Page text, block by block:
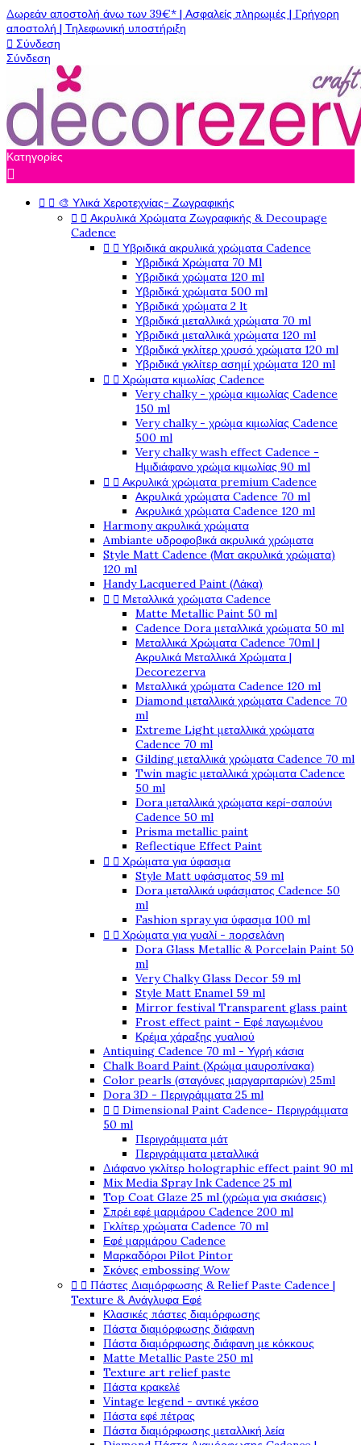
Δωρεάν αποστολή άνω των 39€* | Ασφαλείς πληρωμές | Γρήγορη
αποστολή | Τηλεφωνική υποστήριξη
 Σύνδεση
Σύνδεση
Κατηγορίες

  🎨 Υλικά Χεροτεχνίας- Ζωγραφικής
  Ακρυλικά Χρώματα Ζωγραφικής & Decoupage
Cadence
  Υβριδικά ακρυλικά χρώματα Cadence
Υβριδικά Χρώματα 70 Ml
Υβριδικά χρώματα 120 ml
Υβριδικά χρώματα 500 ml
Υβριδικά χρώματα 2 lt
Υβριδικά μεταλλικά χρώματα 70 ml
Υβριδικά μεταλλικά χρώματα 120 ml
Υβριδικά γκλίτερ χρυσό χρώματα 120 ml
Υβριδικά γκλίτερ ασημί χρώματα 120 ml
  Χρώματα κιμωλίας Cadence
Very chalky - χρώμα κιμωλίας Cadence
150 ml
Very chalky - χρώμα κιμωλίας Cadence
500 ml
Very chalky wash effect Cadence -
Ημιδιάφανο χρώμα κιμωλίας 90 ml
  Ακρυλικά χρώματα premium Cadence
Ακρυλικά χρώματα Cadence 70 ml
Ακρυλικά χρώματα Cadence 120 ml
Harmony ακρυλικά χρώματα
Ambiante υδροφοβικά ακρυλικά χρώματα
Style Matt Cadence (Ματ ακρυλικά χρώματα)
120 ml
Handy Lacquered Paint (Λάκα)
  Μεταλλικά χρώματα Cadence
Matte Metallic Paint 50 ml
Cadence Dora μεταλλικά χρώματα 50 ml
Μεταλλικά Χρώματα Cadence 70ml |
Ακρυλικά Μεταλλικά Χρώματα |
Decorezerva
Μεταλλικά χρώματα Cadence 120 ml
Diamond μεταλλικά χρώματα Cadence 70
ml
Extreme Light μεταλλικά χρώματα
Cadence 70 ml
Gilding μεταλλικά χρώματα Cadence 70 ml
Twin magic μεταλλικά χρώματα Cadence
50 ml
Dora μεταλλικά χρώματα κερί-σαπούνι
Cadence 50 ml
Prisma metallic paint
Reflectique Effect Paint
  Χρώματα για ύφασμα
Style Matt υφάσματος 59 ml
Dora μεταλλικά υφάσματος Cadence 50
ml
Fashion spray για ύφασμα 100 ml
  Χρώματα για γυαλί - πορσελάνη
Dora Glass Metallic & Porcelain Paint 50
ml
Very Chalky Glass Decor 59 ml
Style Matt Enamel 59 ml
Mirror festival Transparent glass paint
Frost effect paint - Εφέ παγωμένου
Κρέμα χάραξης γυαλιού
Antiquing Cadence 70 ml - Υγρή κάσια
Chalk Board Paint (Χρώμα μαυροπίνακα)
Color pearls (σταγόνες μαργαριταριών) 25ml
Dora 3D - Περιγράμματα 25 ml
  Dimensional Paint Cadence- Περιγράμματα
50 ml
Περιγράμματα μάτ
Περιγράμματα μεταλλικά
Διάφανο γκλίτερ holographic effect paint 90 ml
Mix Media Spray Ink Cadence 25 ml
Top Coat Glaze 25 ml (χρώμα για σκιάσεις)
Σπρέι εφέ μαρμάρου Cadence 200 ml
Γκλίτερ χρώματα Cadence 70 ml
Εφέ μαρμάρου Cadence
Μαρκαδόροι Pilot Pintor
Σκόνες embossing Wow
  Πάστες Διαμόρφωσης & Relief Paste Cadence |
Texture & Ανάγλυφα Εφέ
Κλασικές πάστες διαμόρφωσης
Πάστα διαμόρφωσης διάφανη
Πάστα διαμόρφωσης διάφανη με κόκκους
Matte Metallic Paste 250 ml
Texture art relief paste
Πάστα κρακελέ
Vintage legend - αντικέ γκέσο
Πάστα εφέ πέτρας
Πάστα διαμόρφωσης μεταλλική λεία